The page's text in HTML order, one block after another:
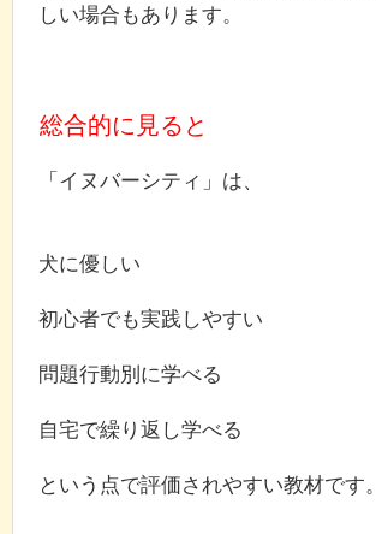
しい場合もあります。
総合的に見ると
「イヌバーシティ」は、
犬に優しい
初心者でも実践しやすい
問題行動別に学べる
自宅で繰り返し学べる
という点で評価されやすい教材です。